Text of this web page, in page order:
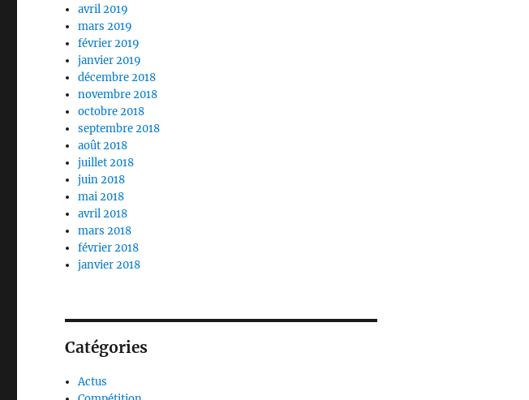
avril 2019
mars 2019
février 2019
janvier 2019
décembre 2018
novembre 2018
octobre 2018
septembre 2018
août 2018
juillet 2018
juin 2018
mai 2018
avril 2018
mars 2018
février 2018
janvier 2018
Catégories
Actus